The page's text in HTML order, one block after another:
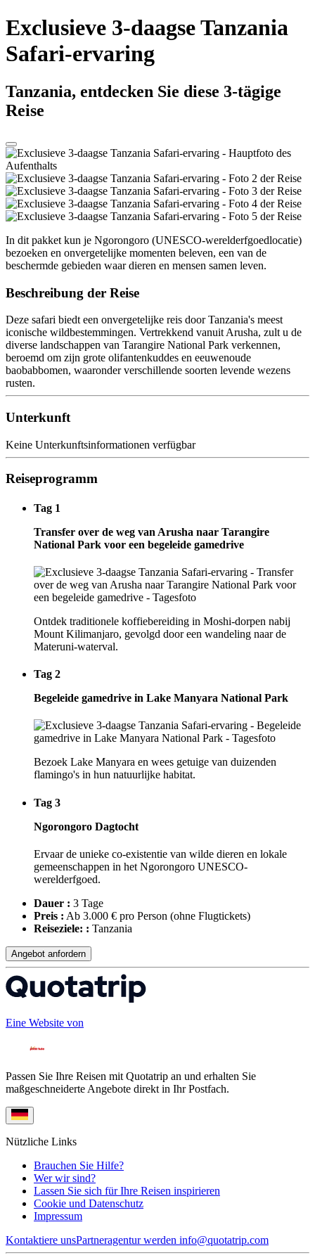
Exclusieve 3-daagse Tanzania
Safari-ervaring
Tanzania, entdecken Sie diese 3-tägige
Reise
In dit pakket kun je Ngorongoro (UNESCO-werelderfgoedlocatie)
bezoeken en onvergetelijke momenten beleven, een van de
beschermde gebieden waar dieren en mensen samen leven.
Beschreibung der Reise
Deze safari biedt een onvergetelijke reis door Tanzania's meest
iconische wildbestemmingen. Vertrekkend vanuit Arusha, zult u de
diverse landschappen van Tarangire National Park verkennen,
beroemd om zijn grote olifantenkuddes en eeuwenoude
baobabbomen, waaronder verschillende soorten levende wezens
rusten.
Unterkunft
Keine Unterkunftsinformationen verfügbar
Reiseprogramm
Tag 1
Transfer over de weg van Arusha naar Tarangire
National Park voor een begeleide gamedrive
Ontdek traditionele koffiebereiding in Moshi-dorpen nabij
Mount Kilimanjaro, gevolgd door een wandeling naar de
Materuni-waterval.
Tag 2
Begeleide gamedrive in Lake Manyara National Park
Bezoek Lake Manyara en wees getuige van duizenden
flamingo's in hun natuurlijke habitat.
Tag 3
Ngorongoro Dagtocht
Ervaar de unieke co-existentie van wilde dieren en lokale
gemeenschappen in het Ngorongoro UNESCO-
werelderfgoed.
Dauer : 3 Tage
Preis : Ab 3.000 € pro Person (ohne Flugtickets)
Reiseziele: : Tanzania
Angebot anfordern
Eine Website von
Passen Sie Ihre Reisen mit Quotatrip an und erhalten Sie
maßgeschneiderte Angebote direkt in Ihr Postfach.
Nützliche Links
Brauchen Sie Hilfe?
Wer wir sind?
Lassen Sie sich für Ihre Reisen inspirieren
Cookie und Datenschutz
Impressum
Kontaktiere unsPartneragentur werden info@quotatrip.com